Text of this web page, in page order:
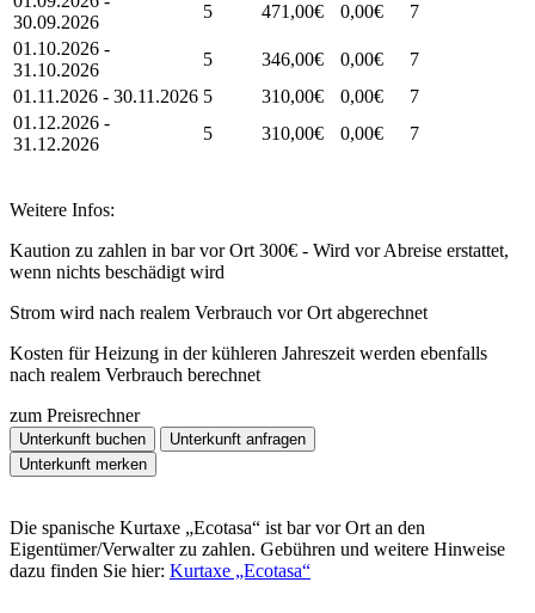
30.09.2026
5 471,00€ 0,00€
7
01.10.2026 -
31.10.2026
5 346,00€ 0,00€
7
01.11.2026 - 30.11.2026 5 310,00€ 0,00€
7
01.12.2026 -
31.12.2026
5 310,00€ 0,00€ 7
Weitere Infos:
Kaution zu zahlen in bar vor Ort 300€ - Wird vor Abreise erstattet,
wenn nichts beschädigt wird
Strom wird nach realem Verbrauch vor Ort abgerechnet
Kosten für Heizung in der kühleren Jahreszeit werden ebenfalls
nach realem Verbrauch berechnet
zum Preisrechner
Unterkunft buchen
Unterkunft anfragen
Unterkunft merken
Die spanische Kurtaxe „Ecotasa“ ist bar vor Ort an den
Eigentümer/Verwalter zu zahlen. Gebühren und weitere Hinweise
dazu finden Sie hier: Kurtaxe „Ecotasa“